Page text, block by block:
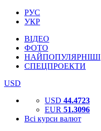
РУС
УКР
ВІДЕО
ФОТО
НАЙПОПУЛЯРНІШІ
СПЕЦПРОЕКТИ
USD
USD 44.4723
EUR 51.3096
Всі курси валют